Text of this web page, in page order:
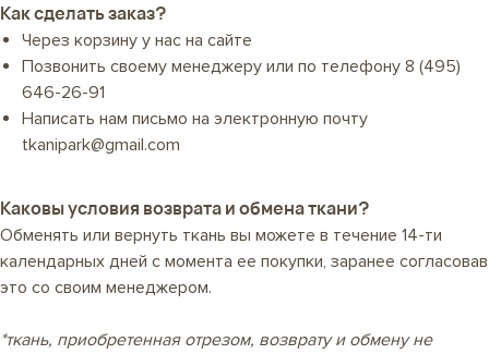
Как сделать заказ?
Через корзину у нас на сайте
Позвонить своему менеджеру или по телефону 8 (495)
646-26-91
Написать нам письмо на электронную почту
tkanipark@gmail.com
Каковы условия возврата и обмена ткани?
Обменять или вернуть ткань вы можете в течение 14-ти
календарных дней с момента ее покупки, заранее согласовав
это со своим менеджером.
*ткань, приобретенная отрезом, возврату и обмену не